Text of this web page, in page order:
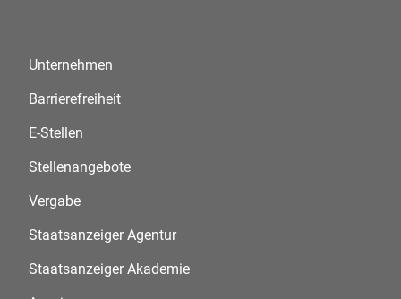
Unternehmen
Barrierefreiheit
E-Stellen
Stellenangebote
Vergabe
Staatsanzeiger Agentur
Staatsanzeiger Akademie